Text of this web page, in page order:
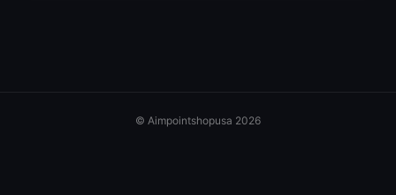
© Aimpointshopusa 2026